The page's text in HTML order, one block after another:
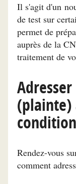
Il s'agit d'un
de test sur
permet de
auprès de la
traitement de
(plainte)
Rendez-vous
comment